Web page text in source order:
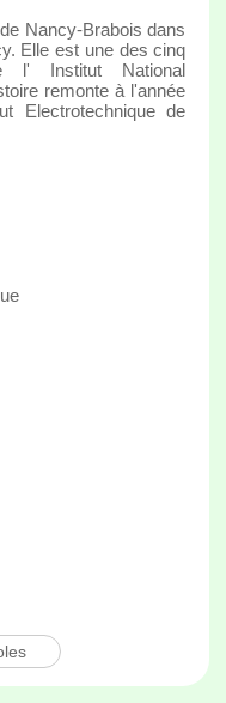
Nancy-Brabois dans
Elle est une des cinq
l' Institut National
remonte à l'année
Electrotechnique de